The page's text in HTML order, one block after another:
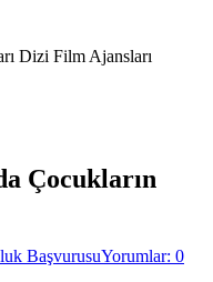
Dizi Film Ajansları
Çocukların
BaşvurusuYorumlar: 0